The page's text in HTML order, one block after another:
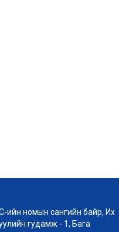
ийн номын сангийн байр, Их
гудамж - 1, Бага